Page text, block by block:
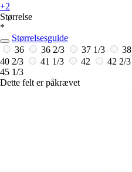
+2
Størrelse
*
Størrelsesguide
36
36 2/3 37 1/3 38
40 2/3
41 1/3 42 42 2/3
45 1/3
Dette felt er påkrævet